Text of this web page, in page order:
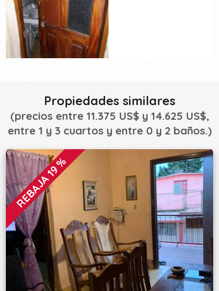
Propiedades similares
(precios entre 11.375 US$ y 14.625 US$,
entre 1 y 3 cuartos y entre 0 y 2 baños.)
REBAJA 19 %